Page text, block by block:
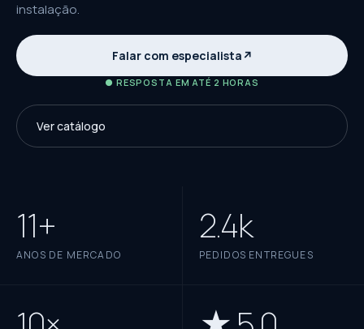
instalação.
Falar com especialista↗
● RESPOSTA EM ATÉ 2 HORAS
Ver catálogo
11+
ANOS DE MERCADO
2.4k
PEDIDOS ENTREGUES